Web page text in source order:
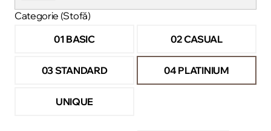
Categorie (Stofă)
01 BASIC
02 CASUAL
03 STANDARD 04 PLATINIUM
UNIQUE